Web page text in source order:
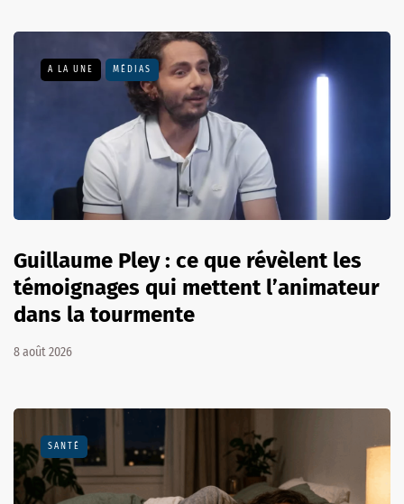
A LA UNE MÉDIAS
Guillaume Pley : ce que révèlent les
témoignages qui mettent l’animateur
dans la tourmente
8 août 2026
SANTÉ